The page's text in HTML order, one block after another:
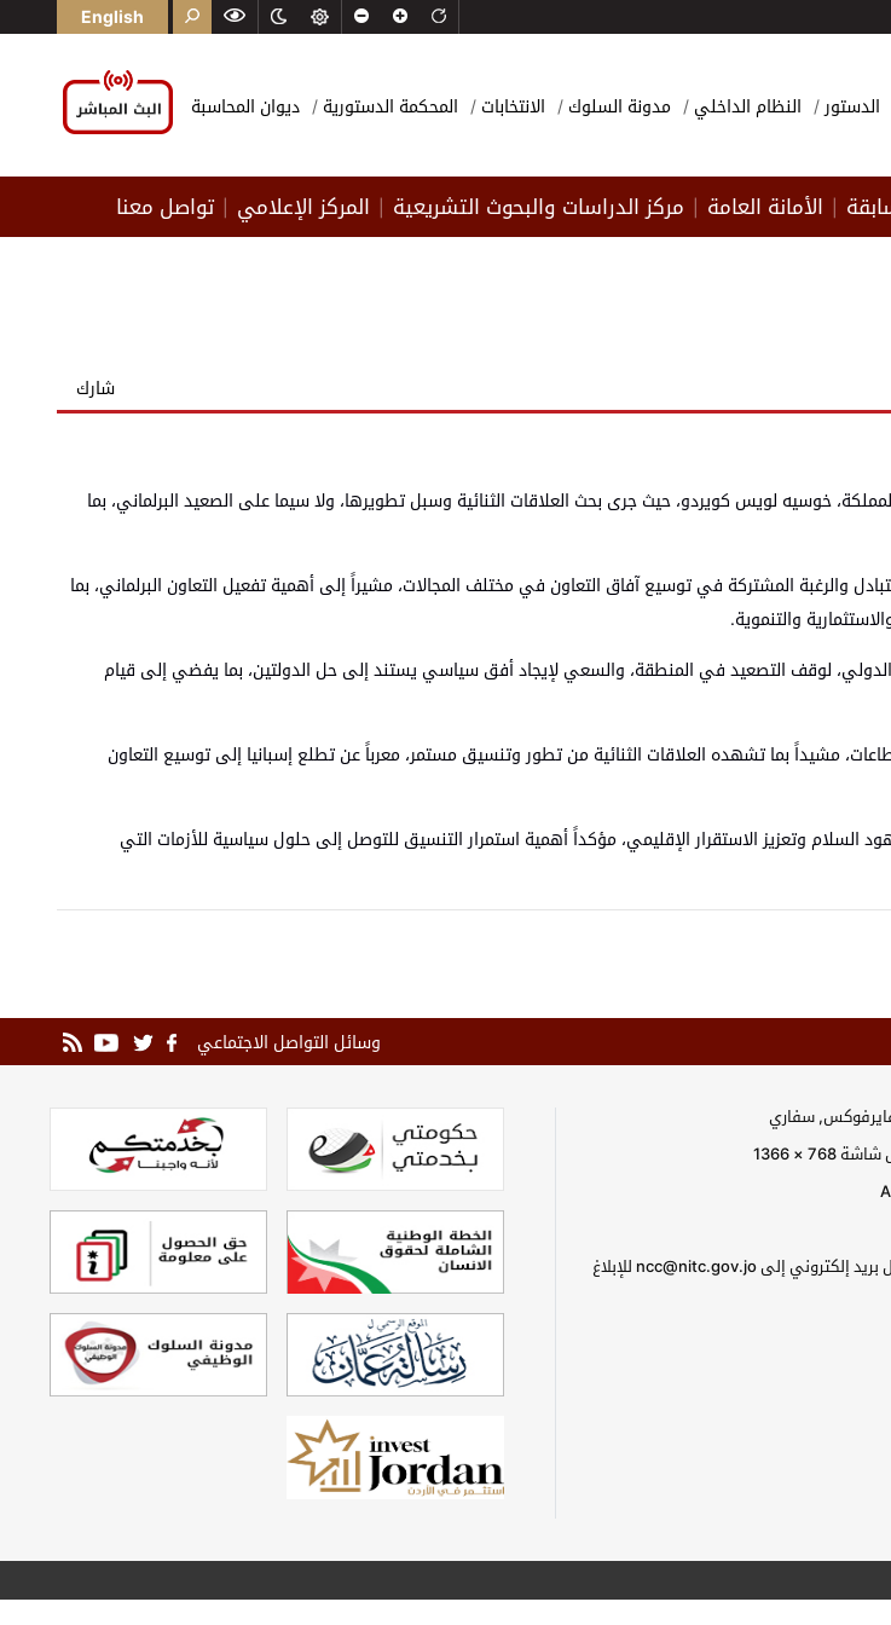
English
الدستور النظام الداخلي مدونة السلوك الانتخابات المحكمة الدستورية ديوان المحاسبة
الأمانة العامة مركز الدراسات والبحوث التشريعية المركز الإعلامي تواصل معنا
شارك
خوسيه لويس كويردو، حيث جرى بحث العلاقات الثنائية وسبل تطويرها، ولا سيما على الصعيد البرلماني، بما
والرغبة المشتركة في توسيع آفاق التعاون في مختلف المجالات، مشيراً إلى أهمية تفعيل التعاون البرلماني، بما
والتنموية.
لوقف التصعيد في المنطقة، والسعي لإيجاد أفق سياسي يستند إلى حل الدولتين، بما يفضي إلى قيام
مشيداً بما تشهده العلاقات الثنائية من تطور وتنسيق مستمر، معرباً عن تطلع إسبانيا إلى توسيع التعاون
السلام وتعزيز الاستقرار الإقليمي، مؤكداً أهمية استمرار التنسيق للتوصل إلى حلول سياسية للأزمات التي
وسائل التواصل الاجتماعي
× 1366
يرجى الاتصال على 065008080 أو إرسال بريد إلكتروني إلى ncc@nitc.gov.jo للإبلاغ